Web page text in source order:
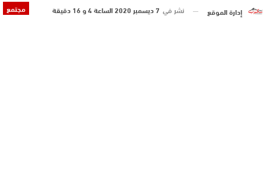
مجتمع إدارة الموقع نشر في 7 ديسمبر 2020 الساعة 4 و 16 دقيقة